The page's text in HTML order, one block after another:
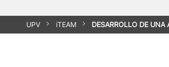
UPV iTEAM DESARROLLO DE